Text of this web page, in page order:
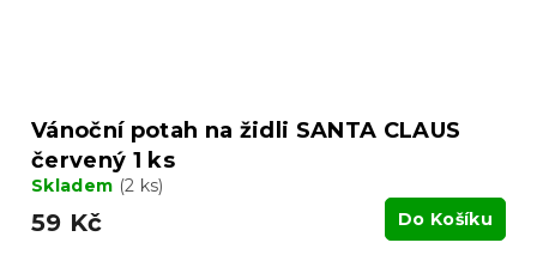
Vánoční potah na židli SANTA CLAUS
červený 1 ks
Skladem (2 ks)
59 Kč Do Košíku